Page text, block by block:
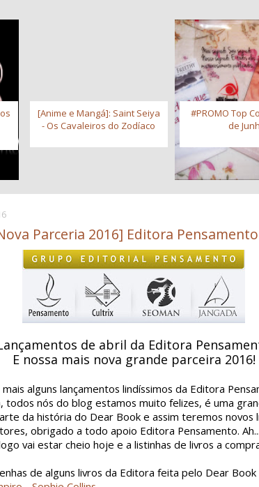
[Anime e Mangá]: Saint Seiya
- Os Cavaleiros do Zodíaco
#PROMO Top
de
Parceria 2016] Editora Pensamento
de abril da Editora
E nossa mais nova grande parceira 2016!
alguns lançamentos lindíssimos da Editora
todos nós do blog estamos muito felizes, é uma
da história do Dear Book e assim teremos novos
obrigado a todo apoio Editora Pensamento.
vai estar cheio hoje e a listinhas de livros a
de alguns livros da Editora feita pelo Dear Book